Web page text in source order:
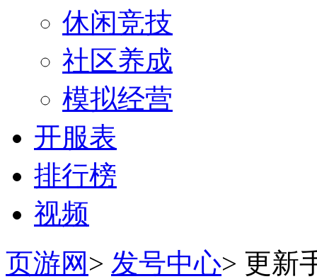
休闲竞技
社区养成
模拟经营
开服表
排行榜
视频
页游网 > 发号中心> 更新